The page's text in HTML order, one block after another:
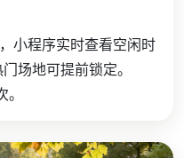
小程序实时查看空闲时
场地可提前锁定。